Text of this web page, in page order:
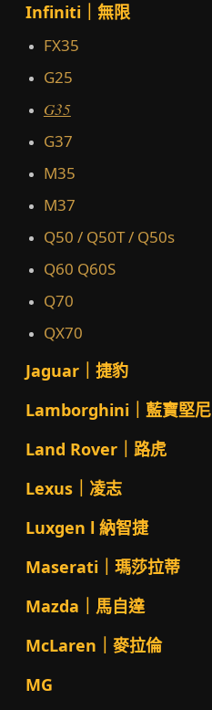
Infiniti｜無限
FX35
G25
G35
G37
M35
M37
Q50 / Q50T / Q50s
Q60 Q60S
Q70
QX70
Jaguar｜捷豹
Lamborghini｜藍寶堅尼
Land Rover｜路虎
Lexus｜凌志
Luxgen l 納智捷
Maserati｜瑪莎拉蒂
Mazda｜馬自達
McLaren｜麥拉倫
MG